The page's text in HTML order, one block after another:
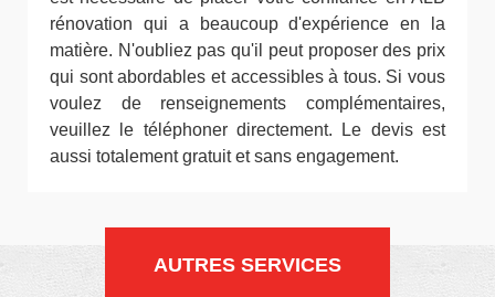
rénovation qui a beaucoup d'expérience en la
matière. N'oubliez pas qu'il peut proposer des prix
qui sont abordables et accessibles à tous. Si vous
voulez de renseignements complémentaires,
veuillez le téléphoner directement. Le devis est
aussi totalement gratuit et sans engagement.
AUTRES SERVICES